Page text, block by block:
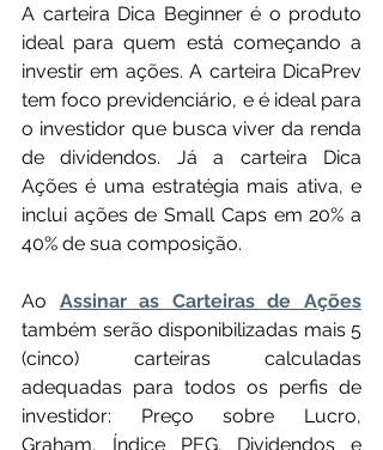
A carteira Dica Beginner é o produto
ideal para quem está começando a
investir em ações. A carteira DicaPrev
tem foco previdenciário, e é ideal para
o investidor que busca viver da renda
de dividendos. Já a carteira Dica
Ações é uma estratégia mais ativa, e
inclui ações de Small Caps em 20% a
40% de sua composição.
Ao Assinar as Carteiras de Ações
também serão disponibilizadas mais 5
(cinco) carteiras calculadas
adequadas para todos os perfis de
investidor: Preço sobre Lucro,
Graham, Índice PEG, Dividendos e